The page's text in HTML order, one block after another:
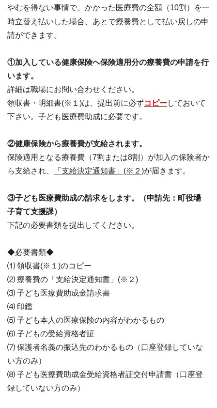
やむを得ない事情で、かかった医療費の全額（10割）を一
時立替え払いした場合、あとで療養費として払い戻しの申
請ができます。
①加入している健康保険へ保険適用分の療養費の申請を行
います。
詳細は職場にお問い合わせください。
領収書・明細書(※１)は、提出前に必ずコピーしておいて
下さい。子ども医療費助成に必要です。
②健康保険から療養費が支給されます。
保険適用となる療養費（7割または8割）が加入の保険者か
ら支給され、
「支給決定通知書」(※２)が届きます。
③子ども医療費助成の請求をします。（申請先：町役場
子育て支援課）
下記の必要書類を提出してください。
◆必要書類◆
⑴ 領収書(※１)のコピー
⑵ 療養費の「支給決定通知書」(※２)
⑶ 子ども医療費助成金請求書
⑷ 印鑑
⑸ 子ども本人の医療保険の内容がわかるもの
⑹ 子どもの受給資格者証
⑺ 保護者名義の振込先のわかるもの（口座登録していな
い方のみ）
⑻ 子ども医療費助成金受給資格者証交付申請書（口座登
録していない方のみ）